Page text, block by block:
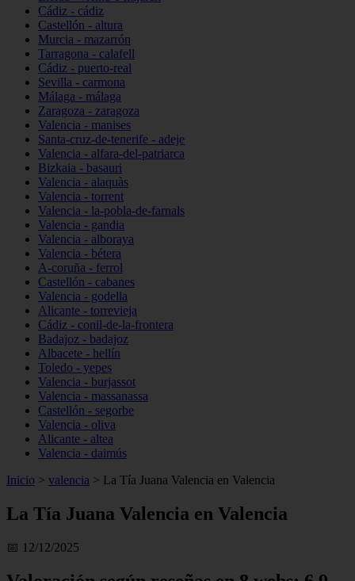
Cádiz - cádiz
Castellón - altura
Murcia - mazarrón
Tarragona - calafell
Cádiz - puerto-real
Sevilla - carmona
Málaga - málaga
Zaragoza - zaragoza
Valencia - manises
Santa-cruz-de-tenerife - adeje
Valencia - alfara-del-patriarca
Bizkaia - basauri
Valencia - alaquàs
Valencia - torrent
Valencia - la-pobla-de-farnals
Valencia - gandia
Valencia - alboraya
Valencia - bétera
A-coruña - ferrol
Castellón - cabanes
Valencia - godella
Alicante - torrevieja
Cádiz - conil-de-la-frontera
Badajoz - badajoz
Albacete - hellín
Toledo - yepes
Valencia - burjassot
Valencia - massanassa
Castellón - segorbe
Valencia - oliva
Alicante - altea
Valencia - daimús
Inicio > valencia > La Tía Juana Valencia en Valencia
La Tía Juana Valencia en Valencia
📅 12/12/2025